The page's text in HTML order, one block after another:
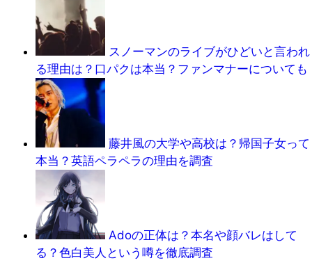
スノーマンのライブがひどいと言われ
る理由は？口パクは本当？ファンマナーについても
藤井風の大学や高校は？帰国子女って
本当？英語ペラペラの理由を調査
Adoの正体は？本名や顔バレはして
る？色白美人という噂を徹底調査